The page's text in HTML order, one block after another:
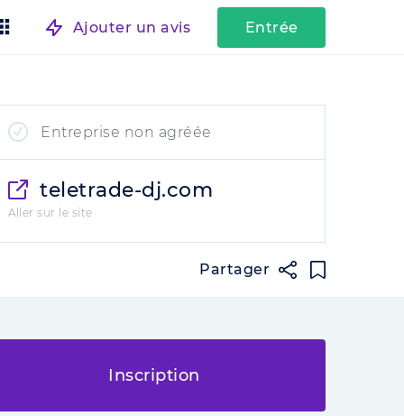
Ajouter un avis Entrée
Entreprise non agréée
teletrade-dj.com
Aller sur le site
Partager
Inscription